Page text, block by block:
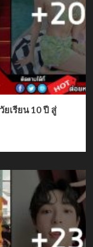
ยเรียน 10 ปี สู่